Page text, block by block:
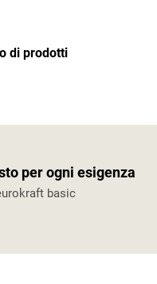
di prodotti
per ogni esigenza
basic